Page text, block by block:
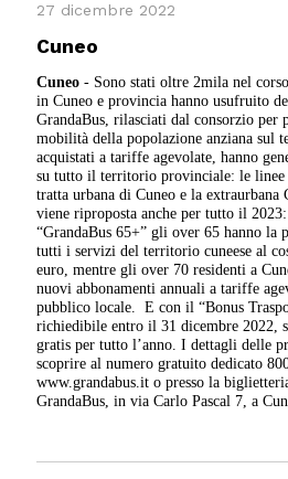
27 dicembre 2022
Cuneo
Cuneo - Sono stati oltre 2mila nel
in Cuneo e provincia hanno usufruito
GrandaBus, rilasciati dal consorzio per
mobilità della popolazione anziana sul
acquistati a tariffe agevolate, hanno
su tutto il territorio provinciale: le linee
tratta urbana di Cuneo e la extraurbana
viene riproposta anche per tutto il
“GrandaBus 65+” gli over 65 hanno la
tutti i servizi del territorio cuneese al
euro, mentre gli over 70 residenti a
nuovi abbonamenti annuali a tariffe
pubblico locale. E con il “Bonus
richiedibile entro il 31 dicembre 2022,
gratis per tutto l’anno. I dettagli delle
scoprire al numero gratuito dedicato
www.grandabus.it o presso la
GrandaBus, in via Carlo Pascal 7, a